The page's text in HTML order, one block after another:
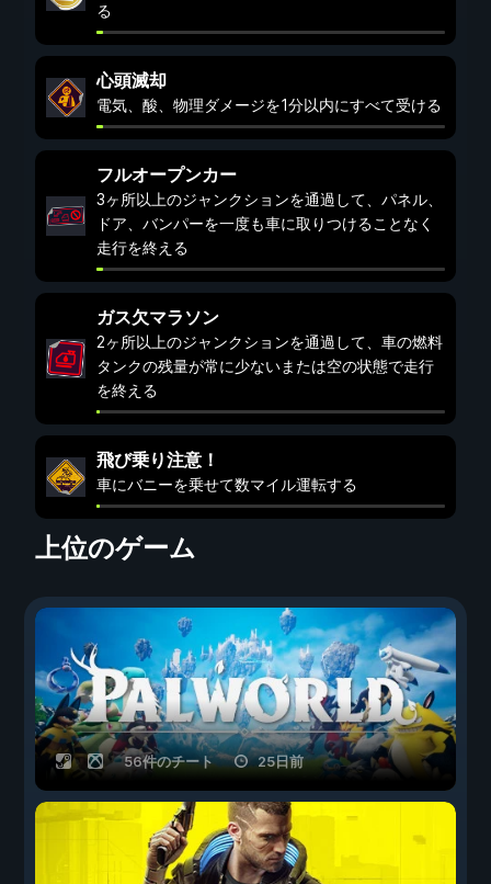
る
心頭滅却
電気、酸、物理ダメージを1分以内にすべて受ける
フルオープンカー
3ヶ所以上のジャンクションを通過して、パネル、
ドア、バンパーを一度も車に取りつけることなく
走行を終える
ガス欠マラソン
2ヶ所以上のジャンクションを通過して、車の燃料
タンクの残量が常に少ないまたは空の状態で走行
を終える
飛び乗り注意！
車にバニーを乗せて数マイル運転する
上位のゲーム
56件のチート 25日前